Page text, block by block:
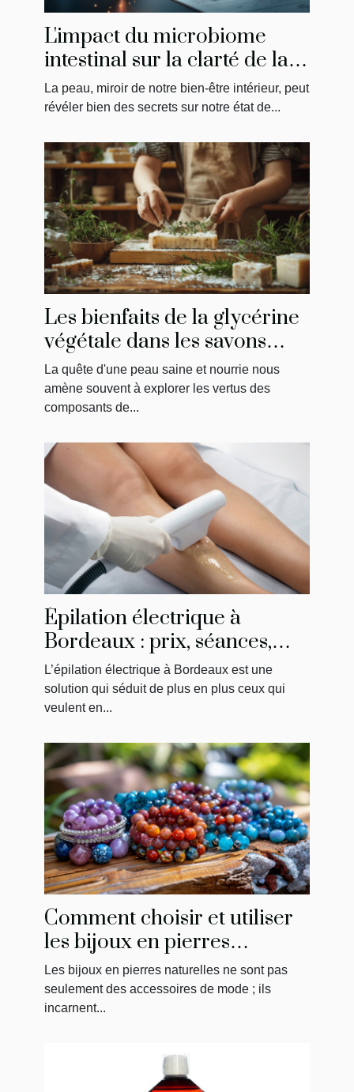
L'impact du microbiome
intestinal sur la clarté de la
peau
La peau, miroir de notre bien-être intérieur, peut
révéler bien des secrets sur notre état de...
Les bienfaits de la glycérine
végétale dans les savons
artisanaux
La quête d'une peau saine et nourrie nous
amène souvent à explorer les vertus des
composants de...
Épilation électrique à
Bordeaux : prix, séances,
résultats… ce qu’il faut
savoir
L’épilation électrique à Bordeaux est une
solution qui séduit de plus en plus ceux qui
veulent en...
Comment choisir et utiliser
les bijoux en pierres
naturelles pour le bien-être
Les bijoux en pierres naturelles ne sont pas
seulement des accessoires de mode ; ils
incarnent...